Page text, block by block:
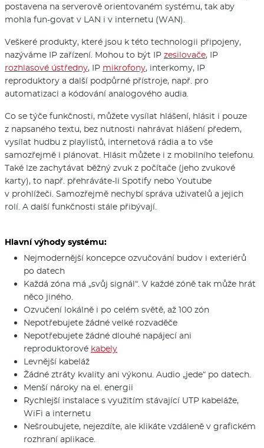
postavena na serverově orientovaném systému, tak aby
mohla fun-govat v LAN i v internetu (WAN).
Veškeré produkty, které jsou k této technologii připojeny,
nazýváme IP zařízení. Mohou to být IP zesilovače, IP
rozhlasové ústředny, IP mikrofony, interkomy, IP
reproduktory a další podpůrné přístroje, např. pro
automatizaci a kódování analogového audia.
Co se týče funkčnosti, můžete vysílat hlášení, hlásit i pouze
z napsaného textu, bez nutnosti nahrávat hlášení předem,
vysílat hudbu z playlistů, internetová rádia a to vše
samozřejmě i plánovat. Hlásit můžete i z mobilního telefonu.
Také lze zachytávat běžný zvuk z počítače (jeho zvukové
karty), to např. přehráváte-li Spotify nebo Youtube
v prohlížeči. Samozřejmě nechybí správa uživatelů a jejich
rolí. A další funkčnosti stále přibývají.
Hlavní výhody systému:
Nejmodernější koncepce ozvučování budov i exteriérů
po datech
Každá zóna má „svůj signál“. V každé zóně tak může hrát
něco jiného.
Ozvučení lokálně i po celém světě, až 100 zón
Nepotřebujete žádné velké rozvaděče
Nepotřebujete žádné dlouhé napájecí ani
reproduktorové ka­bely
Levnější kabeláž
Žádné ztráty kvality ani výkonu. Audio „jede“ po datech.
Menší nároky na el. energii
Rychlejší instalace s využitím stávající UTP kabeláže,
WiFi a internetu
Nešroubujete, nejezdíte, ale klikáte vzdáleně v grafickém
rozhraní aplikace.